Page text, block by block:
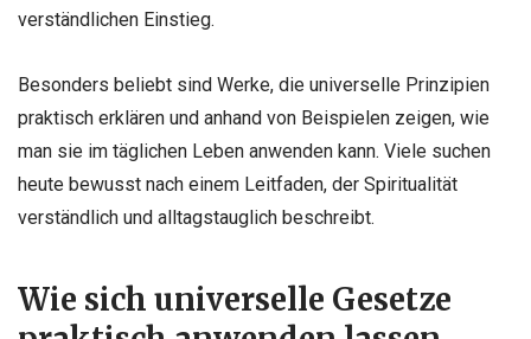
verständlichen Einstieg.
Besonders beliebt sind Werke, die universelle Prinzipien
praktisch erklären und anhand von Beispielen zeigen, wie
man sie im täglichen Leben anwenden kann. Viele suchen
heute bewusst nach einem Leitfaden, der Spiritualität
verständlich und alltagstauglich beschreibt.
Wie sich universelle Gesetze